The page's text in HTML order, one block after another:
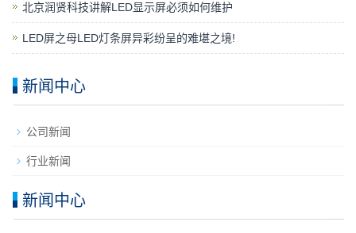
北京润贤科技讲解LED显示屏必须如何维护
LED屏之母LED灯条屏异彩纷呈的难堪之境!
新闻中心
公司新闻
行业新闻
新闻中心